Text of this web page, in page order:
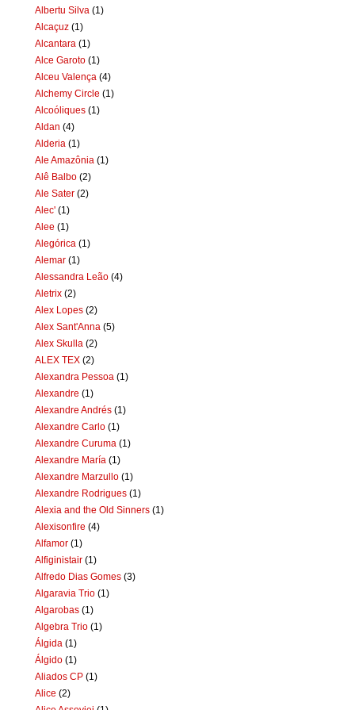
Albertu Silva (1)
Alcaçuz (1)
Alcantara (1)
Alce Garoto (1)
Alceu Valença (4)
Alchemy Circle (1)
Alcoóliques (1)
Aldan (4)
Alderia (1)
Ale Amazônia (1)
Alê Balbo (2)
Ale Sater (2)
Alec' (1)
Alee (1)
Alegórica (1)
Alemar (1)
Alessandra Leão (4)
Aletrix (2)
Alex Lopes (2)
Alex Sant'Anna (5)
Alex Skulla (2)
ALEX TEX (2)
Alexandra Pessoa (1)
Alexandre (1)
Alexandre Andrés (1)
Alexandre Carlo (1)
Alexandre Curuma (1)
Alexandre María (1)
Alexandre Marzullo (1)
Alexandre Rodrigues (1)
Alexia and the Old Sinners (1)
Alexisonfire (4)
Alfamor (1)
Alfiginistair (1)
Alfredo Dias Gomes (3)
Algaravia Trio (1)
Algarobas (1)
Algebra Trio (1)
Álgida (1)
Álgido (1)
Aliados CP (1)
Alice (2)